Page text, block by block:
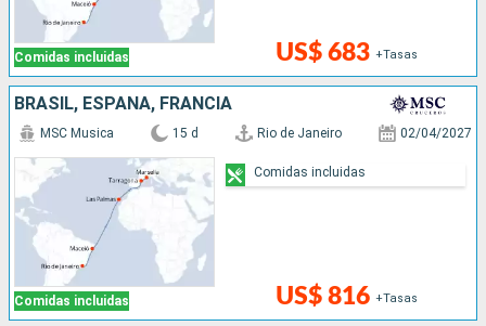
Comidas incluidas US$ 683 +Tasas
BRASIL, ESPAÑA, FRANCIA
Comidas incluidas
MSC Musica 15 d Rio de Janeiro 02/04/2027
US$ 816 +Tasas
Comidas incluidas